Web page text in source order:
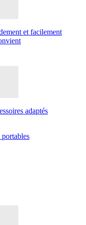
et facilement
adaptés